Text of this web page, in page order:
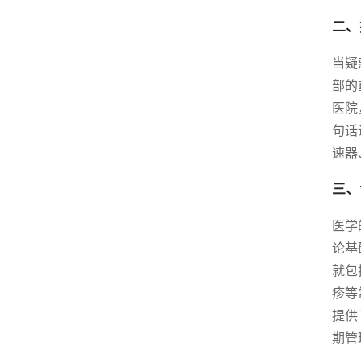
二
当
部的
医
句
速器
三
医
论基
就
疹等
提供
期管